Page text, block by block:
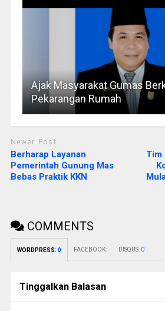
Ajak Masyarakat Gumas
Pekarangan Rumah
Newer Post
Berharap Layanan
Pemerintah Gunung Mas
Bebas Praktik KKN
Tim
COMMENTS
WORDPRESS: 0 FACEBOOK: DISQUS: 0
Tinggalkan Balasan